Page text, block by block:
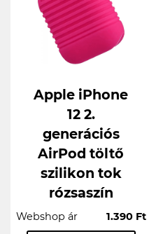
Apple iPhone
12 2.
generációs
AirPod töltő
szilikon tok
rózsaszín
Webshop ár 1.390 Ft